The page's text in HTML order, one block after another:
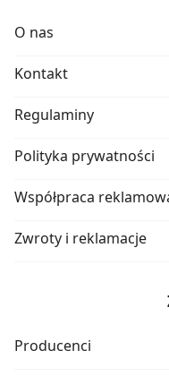
O nas
Kontakt
Regulaminy
Polityka prywatności
Współpraca
Zwroty i reklamacje
Producenci